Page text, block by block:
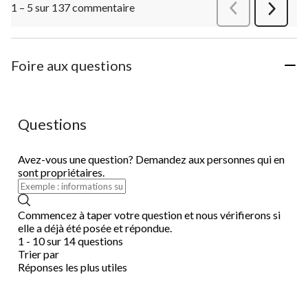
1 – 5 sur 137 commentaire
Suivant
Foire aux questions
Questions
Avez-vous une question? Demandez aux personnes qui en
sont propriétaires.
Commencez à taper votre question et nous vérifierons si
elle a déjà été posée et répondue.
1 - 10 sur 14 questions
Trier par
Réponses les plus utiles